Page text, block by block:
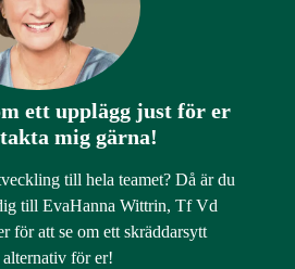
ett upplägg just för er
mig gärna!
till hela teamet? Då är du
till EvaHanna Wittrin, Tf Vd
för att se om ett skräddarsytt
för er!